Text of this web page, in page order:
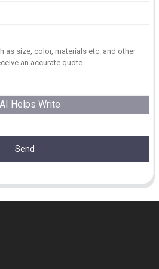
AI Helps Write
Send